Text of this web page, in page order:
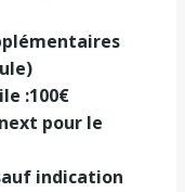
:100€
pour le
indication